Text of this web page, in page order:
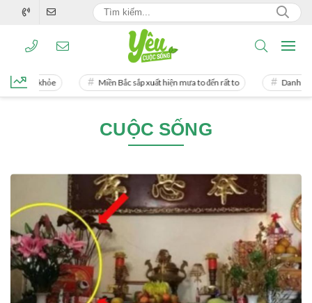
khỏe Miền Bắc sắp xuất hiện mưa to đến rất to Danh tính
CUỘC SỐNG